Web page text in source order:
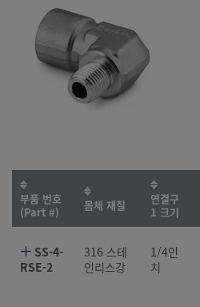
부품 번호
(Part #)
몸체 재질
연결구
1 크기
SS-4-
RSE-2
316 스테
인리스강
1/4인
치